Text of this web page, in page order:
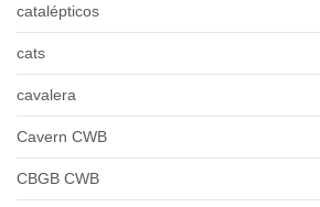
catalépticos
cats
cavalera
Cavern CWB
CBGB CWB